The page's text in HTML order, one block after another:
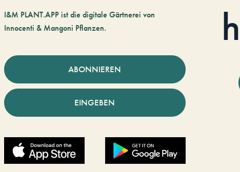
I&M PLANT.APP ist die digitale Gärtnerei von
Innocenti & Mangoni Pflanzen.
ABONNIEREN
EINGEBEN